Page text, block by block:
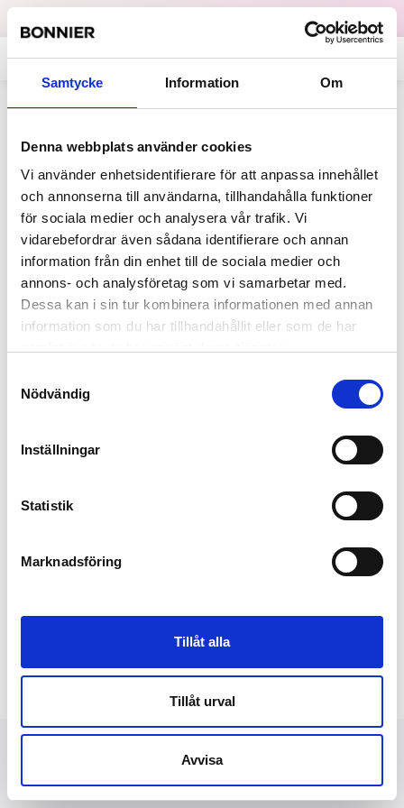
Samtycke Information Om
Denna webbplats använder cookies
Vi använder enhetsidentifierare för att anpassa innehållet
och annonserna till användarna, tillhandahålla funktioner
för sociala medier och analysera vår trafik. Vi
vidarebefordrar även sådana identifierare och annan
information från din enhet till de sociala medier och
annons- och analysföretag som vi samarbetar med.
Dessa kan i sin tur kombinera informationen med annan
information som du har tillhandahållit eller som de har
Nödvändig
Inställningar
Statistik
Marknadsföring
Tillåt alla
Tillåt urval
Avvisa
Dataskydd
Allt på sajten som innehåller
"Stylista.no"
2013-10-02
Stylista.no lanseras
Med en ny social shoppingkanal lanserar
Bonnier Media i Norge sitt största
digitala initiativ någonsin. Med fokus på